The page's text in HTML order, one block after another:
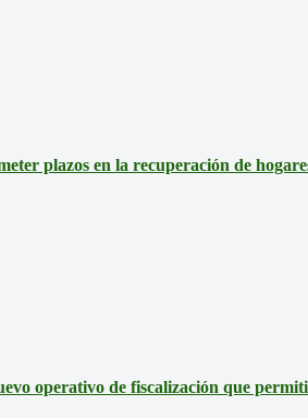
plazos en la recuperación de
operativo de fiscalización que